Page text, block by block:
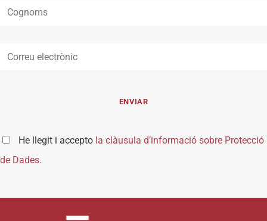
He llegit i accepto la clàusula d’informació sobre Protecció
de Dades.